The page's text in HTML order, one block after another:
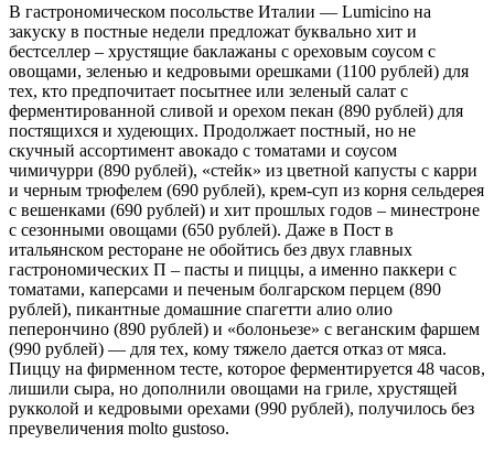
В гастрономическом посольстве Италии — Lumicino на
закуску в постные недели предложат буквально хит и
бестселлер – хрустящие баклажаны с ореховым соусом с
овощами, зеленью и кедровыми орешками (1100 рублей) для
тех, кто предпочитает посытнее или зеленый салат с
ферментированной сливой и орехом пекан (890 рублей) для
постящихся и худеющих. Продолжает постный, но не
скучный ассортимент авокадо с томатами и соусом
чимичурри (890 рублей), «стейк» из цветной капусты с карри
и черным трюфелем (690 рублей), крем-суп из корня сельдерея
с вешенками (690 рублей) и хит прошлых годов – минестроне
с сезонными овощами (650 рублей). Даже в Пост в
итальянском ресторане не обойтись без двух главных
гастрономических П – пасты и пиццы, а именно паккери с
томатами, каперсами и печеным болгарском перцем (890
рублей), пикантные домашние спагетти алио олио
пеперончино (890 рублей) и «болоньезе» с веганским фаршем
(990 рублей) — для тех, кому тяжело дается отказ от мяса.
Пиццу на фирменном тесте, которое ферментируется 48 часов,
лишили сыра, но дополнили овощами на гриле, хрустящей
рукколой и кедровыми орехами (990 рублей), получилось без
преувеличения molto gustoso.